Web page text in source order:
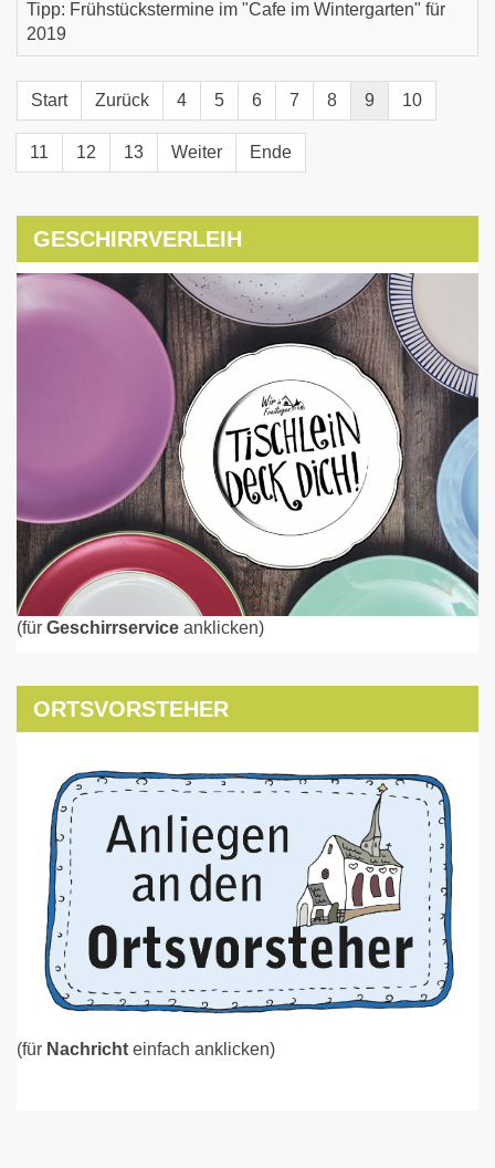
Tipp: Frühstückstermine im "Cafe im Wintergarten" für
2019
Start Zurück 4 5 6 7 8 9 10
11 12 13 Weiter Ende
GESCHIRRVERLEIH
(für Geschirrservice anklicken)
ORTSVORSTEHER
(für Nachricht einfach anklicken)